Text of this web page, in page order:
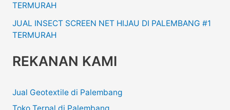
TERMURAH
JUAL INSECT SCREEN NET HIJAU DI PALEMBANG #1
TERMURAH
REKANAN KAMI
Jual Geotextile di Palembang